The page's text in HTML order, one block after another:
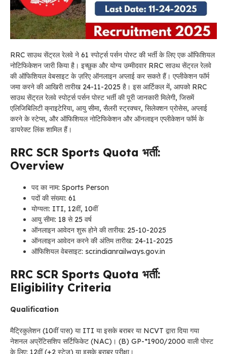
RRC साउथ सेंट्रल रेलवे ने 61 स्पोर्ट्स पर्सन पोस्ट की भर्ती के लिए एक ऑफिशियल
नोटिफिकेशन जारी किया है। इच्छुक और योग्य उम्मीदवार RRC साउथ सेंट्रल रेलवे
की ऑफिशियल वेबसाइट के ज़रिए ऑनलाइन अप्लाई कर सकते हैं। एप्लीकेशन फॉर्म
जमा करने की आखिरी तारीख 24-11-2025 है। इस आर्टिकल में, आपको RRC
साउथ सेंट्रल रेलवे स्पोर्ट्स पर्सन पोस्ट भर्ती की पूरी जानकारी मिलेगी, जिसमें
एलिजिबिलिटी क्राइटेरिया, आयु सीमा, सैलरी स्ट्रक्चर, सिलेक्शन प्रोसेस, अप्लाई
करने के स्टेप्स, और ऑफिशियल नोटिफिकेशन और ऑनलाइन एप्लीकेशन फॉर्म के
डायरेक्ट लिंक शामिल हैं।
RRC SCR Sports Quota भर्ती:
Overview
पद का नाम: Sports Person
पदों की संख्या: 61
योग्यता: ITI, 12वीं, 10वीं
आयु सीमा: 18 से 25 वर्ष
ऑनलाइन आवेदन शुरू होने की तारीख: 25-10-2025
ऑनलाइन आवेदन करने की अंतिम तारीख: 24-11-2025
ऑफिशियल वेबसाइट: scr.indianrailways.gov.in
RRC SCR Sports Quota भर्ती:
Eligibility Criteria
Qualification
मैट्रिकुलेशन (10वीं पास) या ITI या इसके बराबर या NCVT द्वारा दिया गया
नेशनल अप्रेंटिसशिप सर्टिफिकेट (NAC)। (B) GP-*1900/2000 वाली पोस्ट
के लिए: 12वीं (+2 स्टेज) या इसके बराबर परीक्षा।